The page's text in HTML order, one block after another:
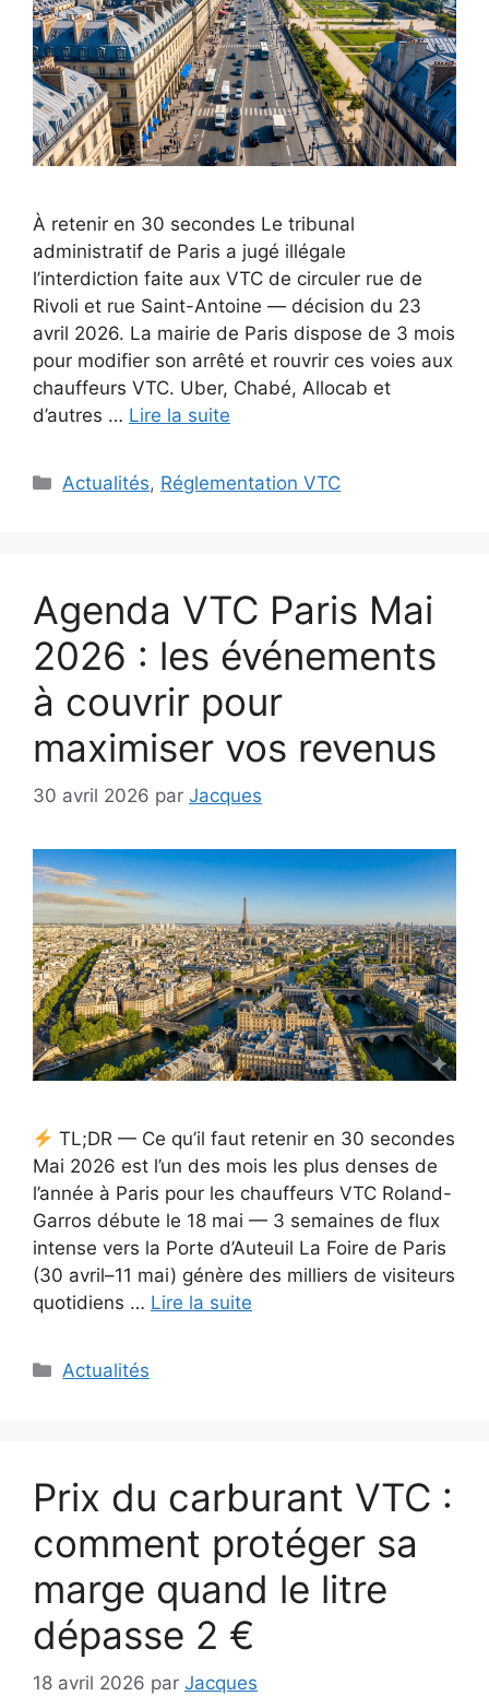
À retenir en 30 secondes Le tribunal
administratif de Paris a jugé illégale
l’interdiction faite aux VTC de circuler rue de
Rivoli et rue Saint-Antoine — décision du 23
avril 2026. La mairie de Paris dispose de 3 mois
pour modifier son arrêté et rouvrir ces voies aux
chauffeurs VTC. Uber, Chabé, Allocab et
d’autres … Lire la suite
Catégories
Actualités, Réglementation VTC
Agenda VTC Paris Mai
2026 : les événements
à couvrir pour
maximiser vos revenus
30 avril 2026 par Jacques
TL;DR — Ce qu’il faut retenir en 30 secondes
Mai 2026 est l’un des mois les plus denses de
l’année à Paris pour les chauffeurs VTC Roland-
Garros débute le 18 mai — 3 semaines de flux
intense vers la Porte d’Auteuil La Foire de Paris
(30 avril–11 mai) génère des milliers de visiteurs
quotidiens … Lire la suite
Catégories
Actualités
Prix du carburant VTC :
comment protéger sa
marge quand le litre
dépasse 2 €
18 avril 2026 par Jacques